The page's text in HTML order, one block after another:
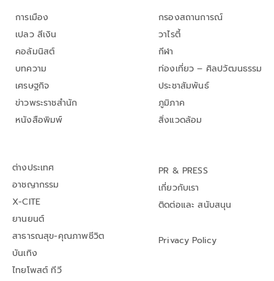
การเมือง
เปลว สีเงิน
คอลัมนิสต์
บทความ
เศรษฐกิจ
ข่าวพระราชสำนัก
หนังสือพิมพ์
กรองสถานการณ์
วาไรตี้
กีฬา
ท่องเที่ยว – ศิลปวัฒนธรรม
ประชาสัมพันธ์
ภูมิภาค
สิ่งแวดล้อม
ต่างประเทศ
อาชญากรรม
X-CITE
ยานยนต์
สาธารณสุข-คุณภาพชีวิต
บันเทิง
ไทยโพสต์ ทีวี
PR & PRESS
เกี่ยวกับเรา
ติดต่อและ สนับสนุน
Privacy Policy